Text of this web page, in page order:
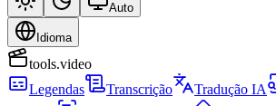
Auto
Idioma
tools.video
Legendas
Transcrição Tradução IA